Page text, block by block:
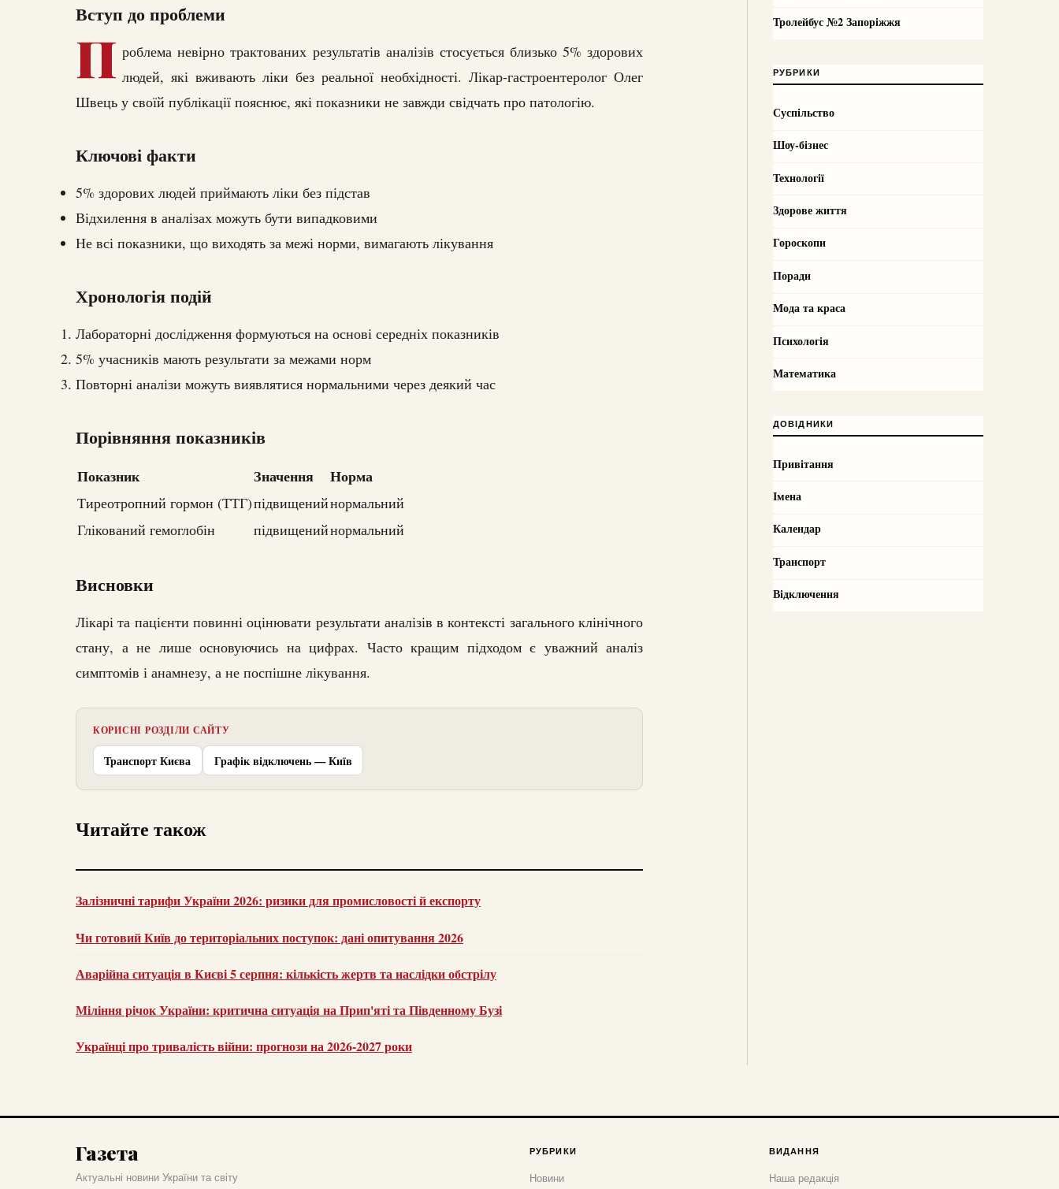
Вступ до проблеми
П роблема невірно трактованих результатів аналізів стосується близько 5% здорових
людей, які вживають ліки без реальної необхідності. Лікар-гастроентеролог Олег
Швець у своїй публікації пояснює, які показники не завжди свідчать про патологію.
Ключові факти
5% здорових людей приймають ліки без підстав
Відхилення в аналізах можуть бути випадковими
Не всі показники, що виходять за межі норми, вимагають лікування
Хронологія подій
Лабораторні дослідження формуються на основі середніх показників
5% учасників мають результати за межами норм
Повторні аналізи можуть виявлятися нормальними через деякий час
Порівняння показників
Показник Значення Норма
Тиреотропний гормон (ТТГ)підвищенийнормальний
Глікований гемоглобін
підвищенийнормальний
Висновки
Лікарі та пацієнти повинні оцінювати результати аналізів в контексті загального клінічного
стану, а не лише основуючись на цифрах. Часто кращим підходом є уважний аналіз
симптомів і анамнезу, а не поспішне лікування.
КОРИСНІ РОЗДІЛИ САЙТУ
Транспорт Києва Графік відключень — Київ
Читайте також
Залізничні тарифи України 2026: ризики для промисловості й експорту
Чи готовий Київ до територіальних поступок: дані опитування 2026
Аварійна ситуація в Києві 5 серпня: кількість жертв та наслідки обстрілу
Міління річок України: критична ситуація на Прип'яті та Південному Бузі
Українці про тривалість війни: прогнози на 2026-2027 роки
Тролейбус №2 Запоріжжя
РУБРИКИ
Суспільство
Шоу-бізнес
Технології
Здорове життя
Гороскопи
Поради
Мода та краса
Психологія
Математика
ДОВІДНИКИ
Привітання
Імена
Календар
Транспорт
Відключення
Газета
Актуальні новини України та світу
РУБРИКИ
Новини
ВИДАННЯ
Наша редакція